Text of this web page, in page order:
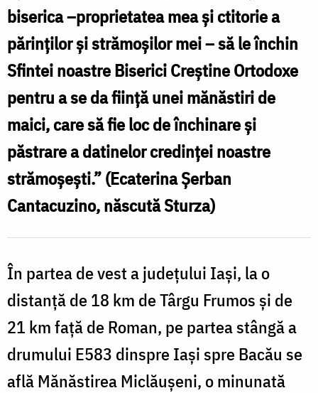
biserica –proprietatea mea și ctitorie a
părinților și strămoșilor mei – să le închin
Sfintei noastre Biserici Creștine Ortodoxe
pentru a se da ființă unei mănăstiri de
maici, care să fie loc de închinare și
păstrare a datinelor credinței noastre
strămoșești.” (Ecaterina Șerban
Cantacuzino, născută Sturza)
În partea de vest a județului Iași, la o
distanță de 18 km de Târgu Frumos și de
21 km față de Roman, pe partea stângă a
drumului E583 dinspre Iași spre Bacău se
află Mănăstirea Miclăușeni, o minunată